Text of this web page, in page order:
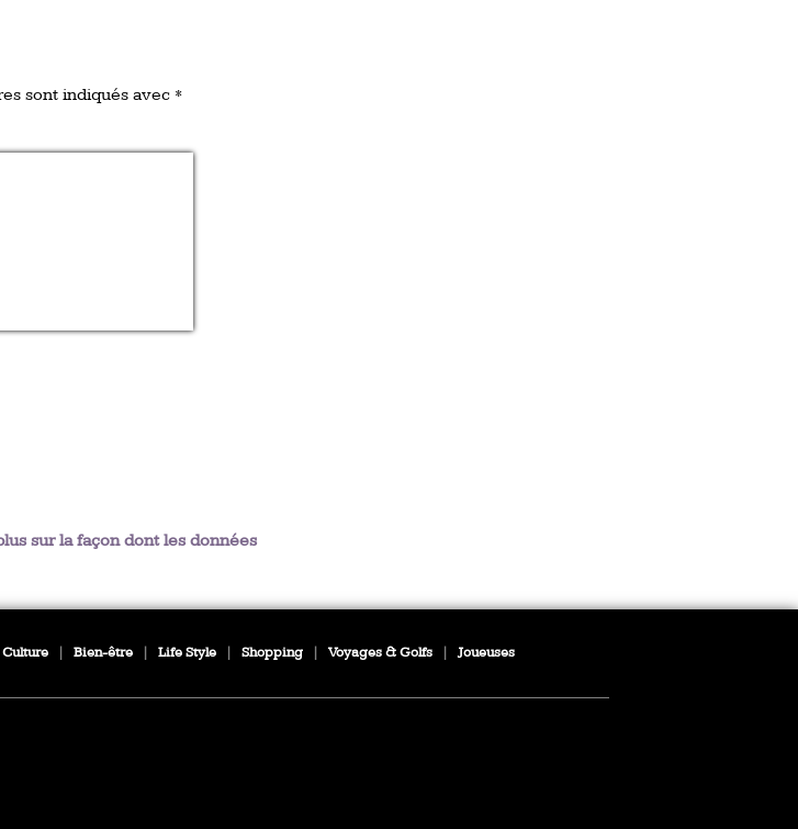
sont indiqués avec *
sur la façon dont les données
Bien-être Life Style Shopping Voyages & Golfs Joueuses